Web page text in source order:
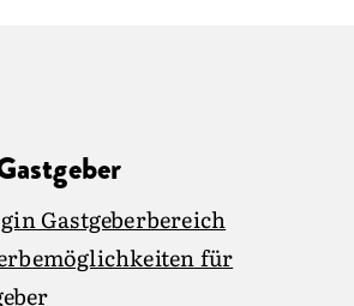
Gastgeberbereich
für